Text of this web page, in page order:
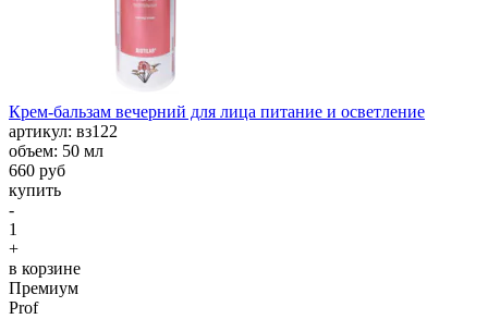
Крем-бальзам вечерний для лица питание и осветление
aртикул: вз122
объем: 50 мл
660 руб
купить
-
1
+
в корзине
Премиум
Prof